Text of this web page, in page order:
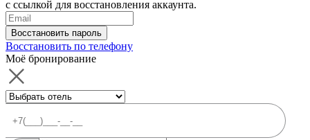
с ссылкой для восстановления аккаунта.
Восстановить пароль
Восстановить по телефону
Моё бронирование